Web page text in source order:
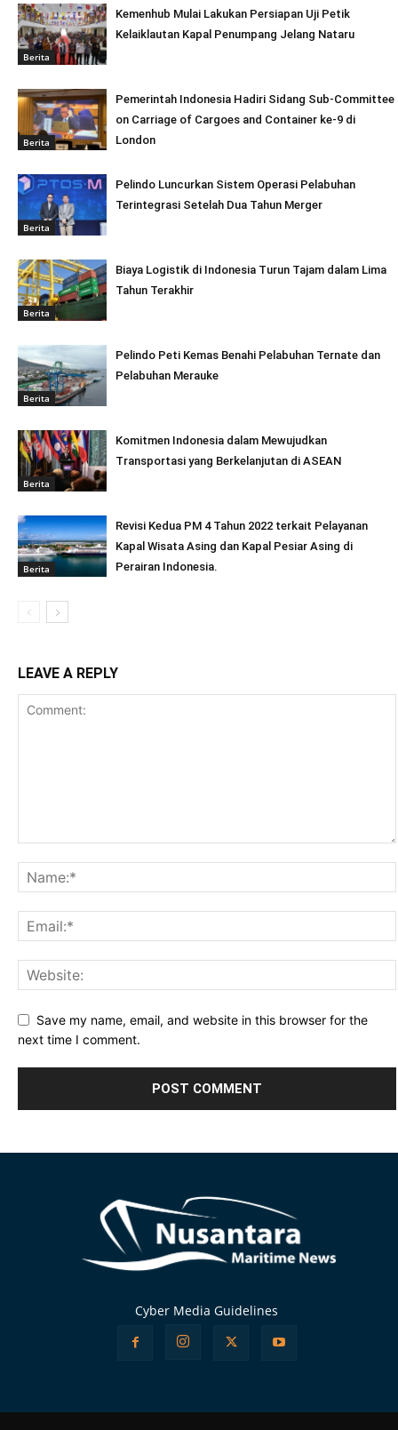
Berita
Kemenhub Mulai Lakukan Persiapan Uji Petik
Kelaiklautan Kapal Penumpang Jelang Nataru
Berita
Pemerintah Indonesia Hadiri Sidang Sub-Committee
on Carriage of Cargoes and Container ke-9 di
London
Berita
Pelindo Luncurkan Sistem Operasi Pelabuhan
Terintegrasi Setelah Dua Tahun Merger
Berita
Biaya Logistik di Indonesia Turun Tajam dalam Lima
Tahun Terakhir
Berita
Pelindo Peti Kemas Benahi Pelabuhan Ternate dan
Pelabuhan Merauke
Berita
Komitmen Indonesia dalam Mewujudkan
Transportasi yang Berkelanjutan di ASEAN
Berita
Revisi Kedua PM 4 Tahun 2022 terkait Pelayanan
Kapal Wisata Asing dan Kapal Pesiar Asing di
Perairan Indonesia.
LEAVE A REPLY
Save my name, email, and website in this browser for the
next time I comment.
Cyber Media Guidelines